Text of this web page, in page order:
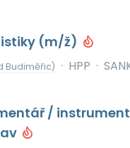
(m/ž)
Budiměřic) · HPP ·
/